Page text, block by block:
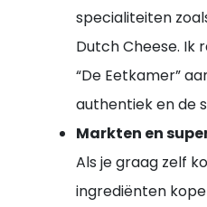
specialiteiten
Dutch Cheese. Ik
“De Eetkamer”
authentiek en de
Markten en
Als je graag zelf
ingrediënten